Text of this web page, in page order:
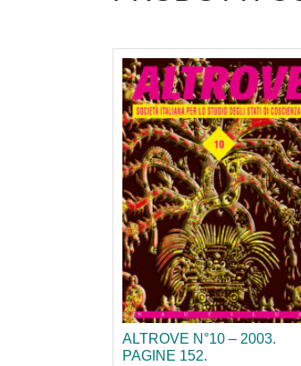
ALTROVE N°10 – 2003.
PAGINE 152.